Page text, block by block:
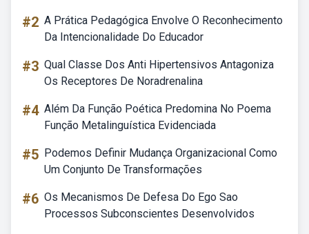
#2 A Prática Pedagógica Envolve O Reconhecimento
Da Intencionalidade Do Educador
#3 Qual Classe Dos Anti Hipertensivos Antagoniza
Os Receptores De Noradrenalina
#4 Além Da Função Poética Predomina No Poema
Função Metalinguística Evidenciada
#5 Podemos Definir Mudança Organizacional Como
Um Conjunto De Transformações
#6 Os Mecanismos De Defesa Do Ego Sao
Processos Subconscientes Desenvolvidos